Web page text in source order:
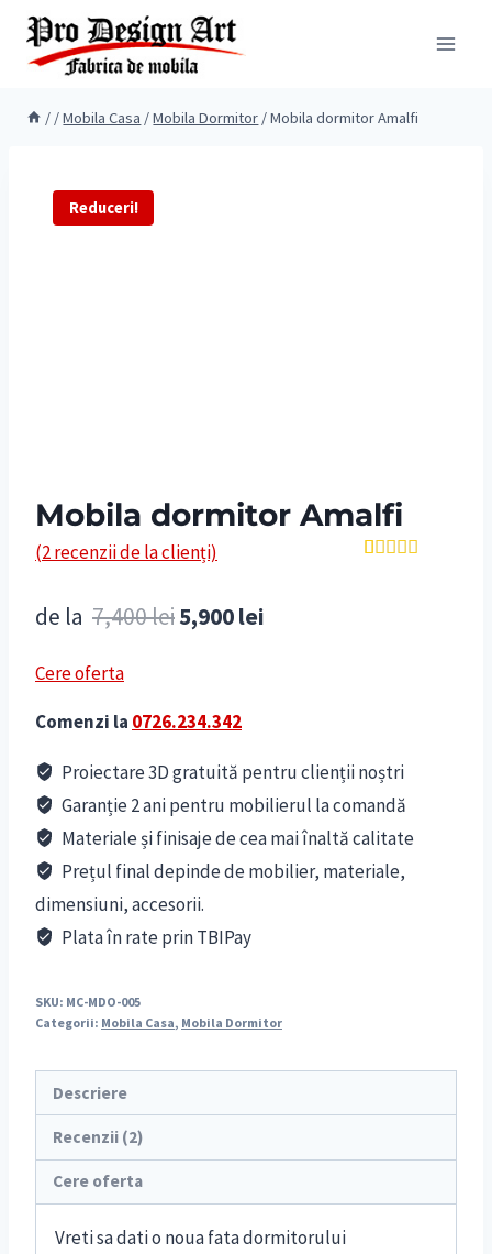
Skip
content
/ /Mobila Casa /Mobila Dormitor /Mobila dormitor Amalfi
Reduceri!
Mobila dormitor Amalfi
(2recenzii de la clienți)
de la 7,400leiPrețul
fost:
7,400 lei.
5,900lei
Cere oferta
Comenzi la 0726.234.342
Proiectare 3D gratuită pentru clienții noștri
Garanție 2 ani pentru mobilierul la comandă
Materiale și finisaje de cea mai înaltă calitate
Prețul final depinde de mobilier, materiale,
dimensiuni, accesorii.
Plata în rate prin TBIPay
SKU: MC-MDO-005
Categorii: Mobila Casa, Mobila Dormitor
Descriere
Recenzii (2)
Cere oferta
Vreti sa dati o noua fata dormitorului